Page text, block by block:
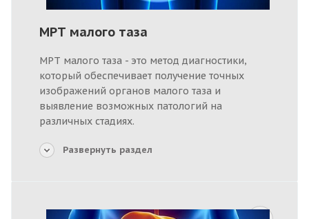
МРТ малого таза
МРТ малого таза - это метод диагностики,
который обеспечивает получение точных
изображений органов малого таза и
выявление возможных патологий на
различных стадиях.
Развернуть раздел